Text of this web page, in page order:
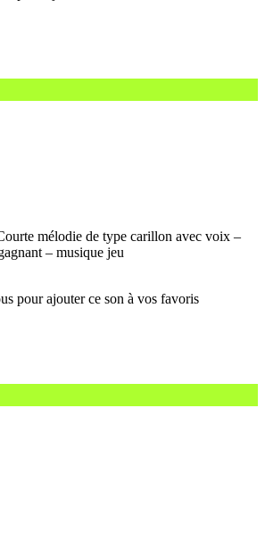
mélodie de type carillon avec voix –
– musique jeu